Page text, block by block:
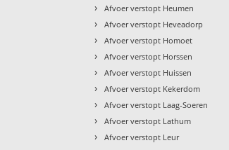
› Afvoer verstopt Heumen
› Afvoer verstopt Heveadorp
› Afvoer verstopt Homoet
› Afvoer verstopt Horssen
› Afvoer verstopt Huissen
› Afvoer verstopt Kekerdom
› Afvoer verstopt Laag-Soeren
› Afvoer verstopt Lathum
› Afvoer verstopt Leur